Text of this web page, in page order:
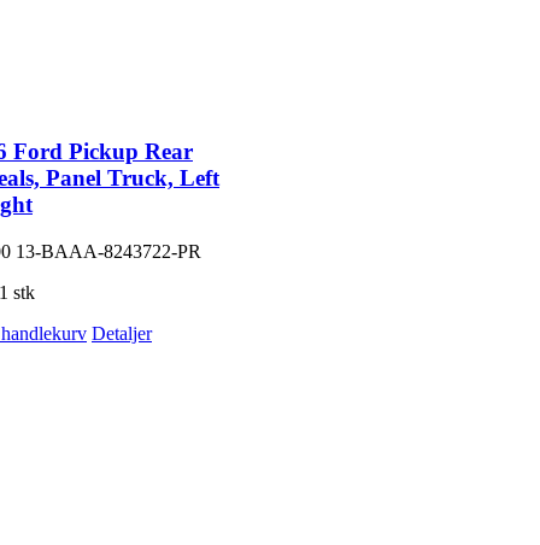
Ford Pickup Rear
Panel Truck, Left
13-BAAA-8243722-PR
stk
Detaljer